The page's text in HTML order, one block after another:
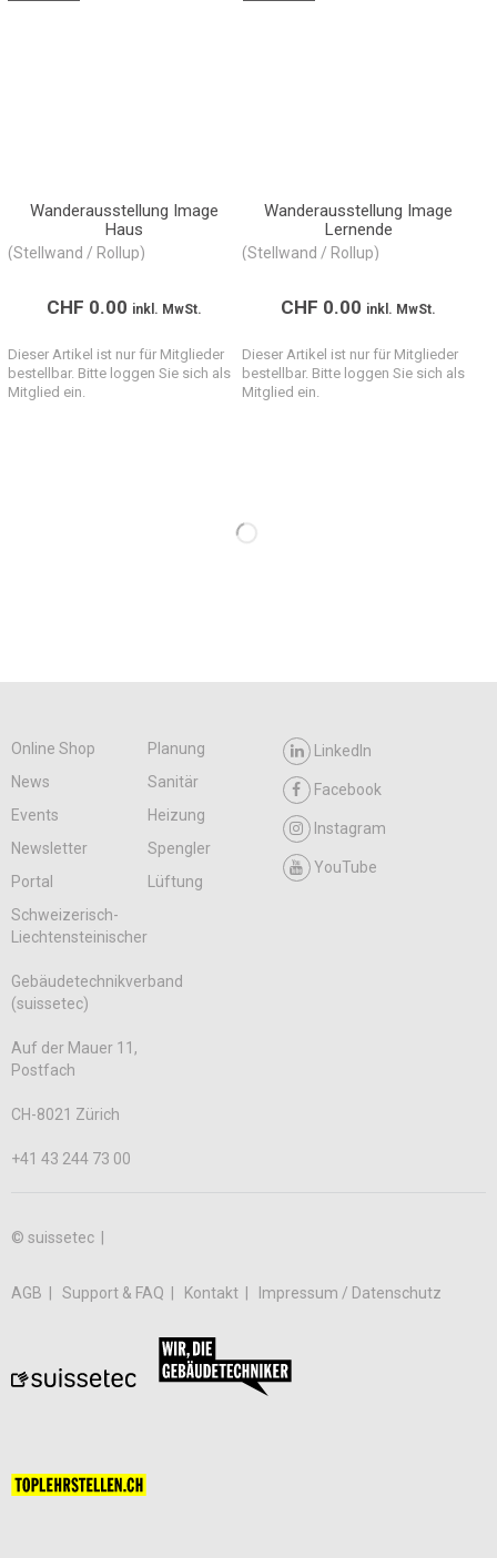
Wanderausstellung Image
Haus
(Stellwand / Rollup)
CHF 0.00 inkl. MwSt.
Dieser Artikel ist nur für Mitglieder
bestellbar. Bitte loggen Sie sich als
Mitglied ein.
Wanderausstellung Image
Lernende
(Stellwand / Rollup)
CHF 0.00 inkl. MwSt.
Dieser Artikel ist nur für Mitglieder
bestellbar. Bitte loggen Sie sich als
Mitglied ein.
Online Shop
Planung
News
Sanitär
Events
Heizung
Newsletter
Spengler
Portal
Lüftung
LinkedIn
Facebook
Instagram
YouTube
Schweizerisch-
Liechtensteinischer
Gebäudetechnikverband
(suissetec)
Auf der Mauer 11,
Postfach
CH-8021 Zürich
+41 43 244 73 00
© suissetec |
AGB Support & FAQ Kontakt Impressum / Datenschutz